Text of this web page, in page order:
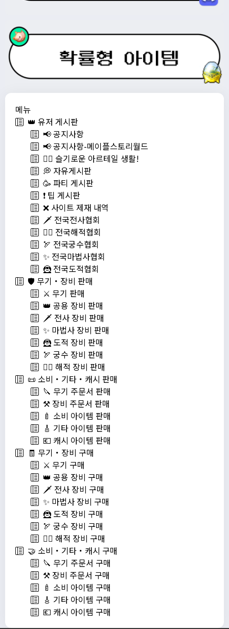
메뉴
👑 유저 게시판
📢 공지사항
📢 공지사항-메이플스토리월드
💁‍♂ 슬기로운 아르테일 생활!
💭 자유게시판
🥳 파티 게시판
❗️ 팁 게시판
❌ 사이트 제재 내역
🗡️ 전국전사협회
🏴‍☠️ 전국해적협회
🏹 전국궁수협회
✨ 전국마법사협회
🦹 전국도적협회
🛡️ 무기・장비 판매
⚔️ 무기 판매
👑 공용 장비 판매
🗡️ 전사 장비 판매
✨ 마법사 장비 판매
🦹 도적 장비 판매
🏹 궁수 장비 판매
🏴‍☠️ 해적 장비 판매
📜 소비・기타・캐시 판매
🔪 무기 주문서 판매
⚒️ 장비 주문서 판매
🍼 소비 아이템 판매
🎸 기타 아이템 판매
💶 캐시 아이템 판매
🧾 무기・장비 구매
⚔️ 무기 구매
👑 공용 장비 구매
🗡️ 전사 장비 구매
✨ 마법사 장비 구매
🦹 도적 장비 구매
🏹 궁수 장비 구매
🏴‍☠️ 해적 장비 구매
🤝 소비・기타・캐시 구매
🔪 무기 주문서 구매
⚒️ 장비 주문서 구매
🍼 소비 아이템 구매
🎸 기타 아이템 구매
💶 캐시 아이템 구매